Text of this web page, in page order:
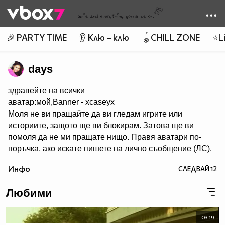
👾
🎉 PARTY TIME 👂 Клю – клю 🪀CHILL ZONE
days
здравейте на всички
аватар:мой,Banner - xcaseyx
Моля не ви пращайте да ви гледам игрите или
историите, защото ще ви блокирам. Затова ще ви
помоля да не ми пращате нищо. Правя аватари по-
поръчка, ако искате пишете на лично съобщение (ЛС).
каквото мога. Не участвам в конкурси. В сайта има
красиви профили. Също ,че се запознах с много добри
хора. Е СЕГА НЕЩО ЗА МЕН. Така обичам много,много
и много да правя аватари. Идоли - Селена Гомез и
Инфо СЛЕДВАЙ12
Любими
03:19